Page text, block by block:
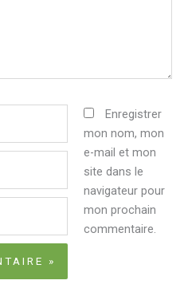
Enregistrer
mon nom, mon
e-mail et mon
site dans le
navigateur pour
mon prochain
commentaire.